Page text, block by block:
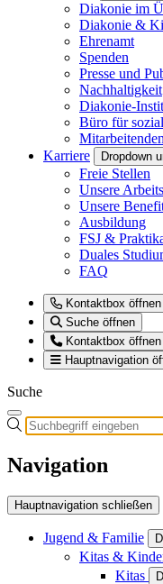
Diakonie im
Diakonie &
Ehrenamt
Spenden
Presse und
Nachhaltigkeit
Diakonie-
Büro für
Karriere
Dropdown
Freie Stellen
Unsere
Unsere
Ausbildung
FSJ &
Duales
FAQ
Kontaktbox öffnen
Suche öffnen
Kontaktbox öffnen
Hauptnavigation
Suche
Navigation
Hauptnavigation schließen
Jugend & Familie
Kitas &
Kitas